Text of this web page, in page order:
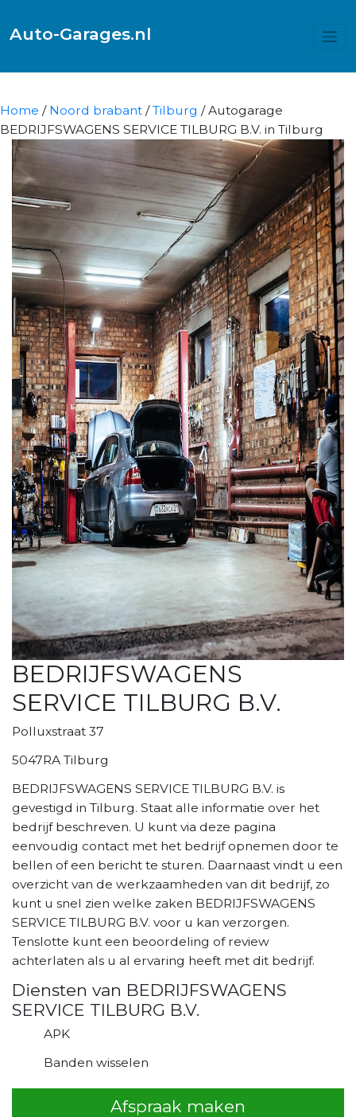
Auto-Garages.nl
Home / Noord brabant /Tilburg / Autogarage
BEDRIJFSWAGENS SERVICE TILBURG B.V. in Tilburg
BEDRIJFSWAGENS
SERVICE TILBURG B.V.
Polluxstraat 37
5047RA Tilburg
BEDRIJFSWAGENS SERVICE TILBURG B.V. is
gevestigd in Tilburg. Staat alle informatie over het
bedrijf beschreven. U kunt via deze pagina
eenvoudig contact met het bedrijf opnemen door te
bellen of een bericht te sturen. Daarnaast vindt u een
overzicht van de werkzaamheden van dit bedrijf, zo
kunt u snel zien welke zaken BEDRIJFSWAGENS
SERVICE TILBURG B.V. voor u kan verzorgen.
Tenslotte kunt een beoordeling of review
achterlaten als u al ervaring heeft met dit bedrijf.
Diensten van BEDRIJFSWAGENS
SERVICE TILBURG B.V.
APK
Banden wisselen
Afspraak maken